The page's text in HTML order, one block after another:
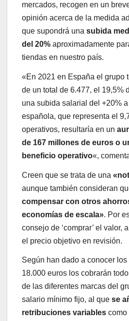
mercados, recogen en un
opinión acerca de la medida
que supondrá una subida
del 20% aproximadamente
tiendas en nuestro país.
«En 2021 en España el grupo
de un total de 6.477, el 19,5%
una subida salarial del +20%
española, que representa el
operativos, resultaría en un
de 167 millones de euros o
beneficio operativo«,
Creen que se trata de una
aunque también consideran
compensar con otros
economías de escala». Por
consejo de ‘comprar’ el valor,
el precio objetivo en revisión.
Según han dado a conocer
18.000 euros los cobrarán
de las diferentes marcas del
salario mínimo fijo, al que se
retribuciones variables como